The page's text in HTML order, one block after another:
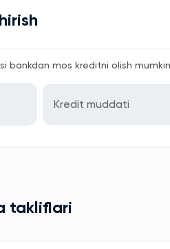
bankdan mos kreditni olish
Kredit muddati
takliflari